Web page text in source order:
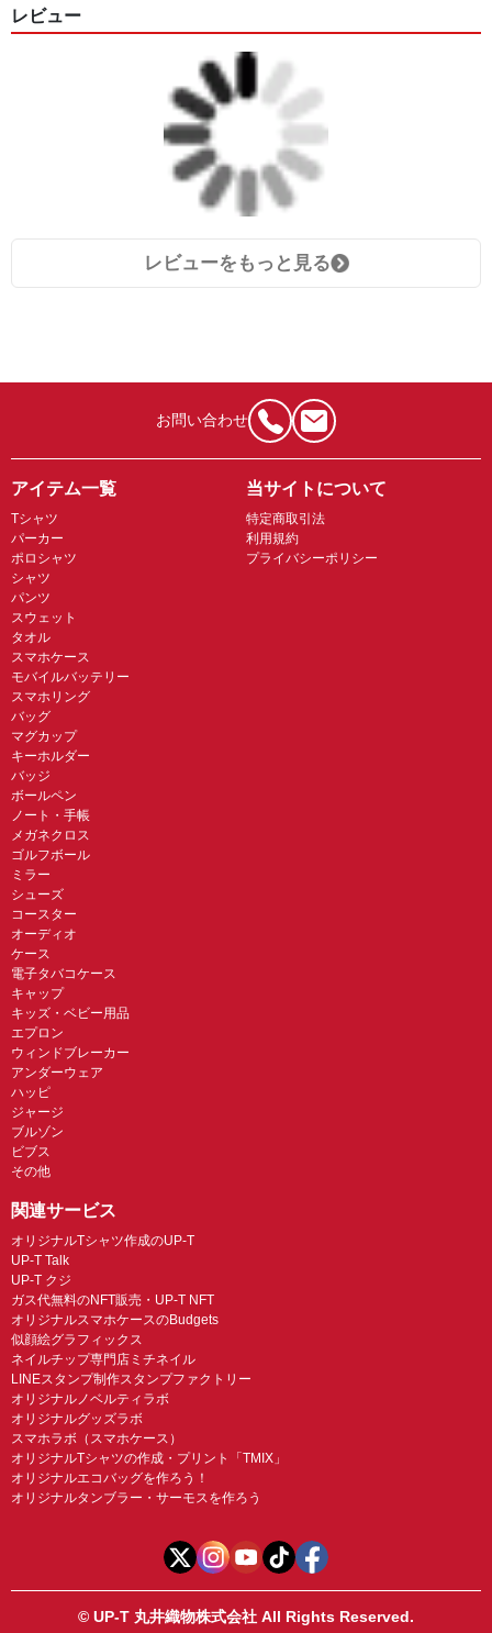
レビュー
レビューをもっと見る
お問い合わせ
アイテム一覧
Tシャツ
パーカー
ポロシャツ
シャツ
パンツ
スウェット
タオル
スマホケース
モバイルバッテリー
スマホリング
バッグ
マグカップ
キーホルダー
バッジ
ボールペン
ノート・手帳
メガネクロス
ゴルフボール
ミラー
シューズ
コースター
オーディオ
ケース
電子タバコケース
キャップ
キッズ・ベビー用品
エプロン
ウィンドブレーカー
アンダーウェア
ハッピ
ジャージ
ブルゾン
ビブス
その他
当サイトについて
特定商取引法
利用規約
プライバシーポリシー
関連サービス
オリジナルTシャツ作成のUP-T
UP-T Talk
UP-T クジ
ガス代無料のNFT販売・UP-T NFT
オリジナルスマホケースのBudgets
似顔絵グラフィックス
ネイルチップ専門店ミチネイル
LINEスタンプ制作スタンプファクトリー
オリジナルノベルティラボ
オリジナルグッズラボ
スマホラボ（スマホケース）
オリジナルTシャツの作成・プリント「TMIX」
オリジナルエコバッグを作ろう！
オリジナルタンブラー・サーモスを作ろう
© UP-T 丸井織物株式会社 All Rights Reserved.